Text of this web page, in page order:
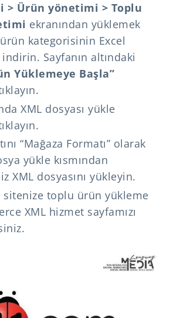
> Ürün yönetimi > Toplu
ekranından yüklemek
kategorisinin Excel
Sayfanın altındaki
Yüklemeye Başla”
XML dosyası yükle
“Mağaza Formatı” olarak
yükle kısmından
XML dosyasını yükleyin.
sitenize toplu ürün yükleme
XML hizmet sayfamızı